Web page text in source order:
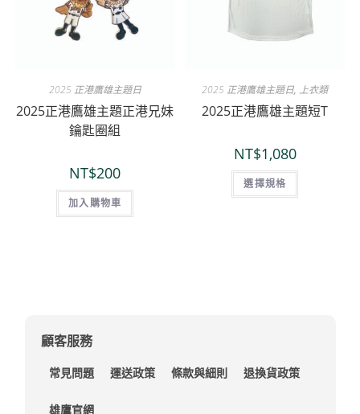
2025 正港鷹雄主題日
2025正港鷹雄主題正港兄妹
鑰匙圈組
NT$200
加入購物車
2025 正港鷹雄主題日, 上衣類
2025正港鷹雄主題短T
NT$1,080
選擇規格
顧客服務
常見問題 運送政策 條款與細則 退換貨政策
雄鷹官網